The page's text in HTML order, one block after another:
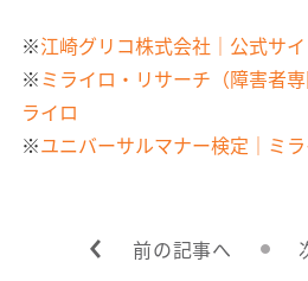
※江崎グリコ株式会社｜公式サ
※ミライロ・リサーチ（障害者
ライロ
※ユニバーサルマナー検定｜ミ
前の記事へ